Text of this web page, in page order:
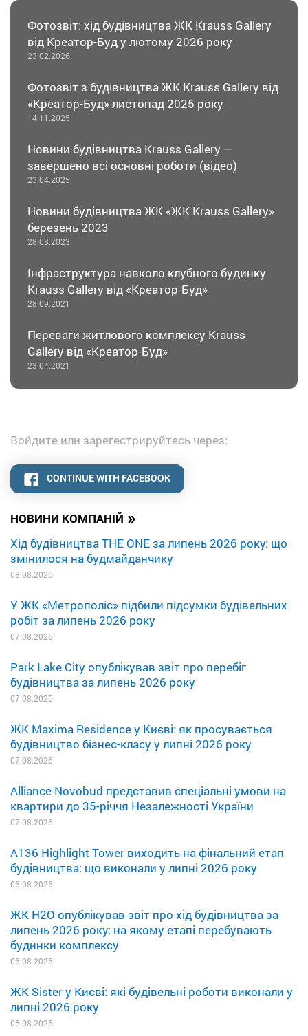
НОВИНИ КОМПАНІЙ »
Хід будівництва THE ONE за липень 2026 року: що
змінилося на будмайданчику
08.08.2026
У ЖК «Метрополіс» підбили підсумки будівельних
робіт за липень 2026 року
07.08.2026
Park Lake City опублікував звіт про перебіг
будівництва за липень 2026 року
07.08.2026
ЖК Maxima Residence у Києві: як просувається
будівництво бізнес-класу у липні 2026 року
07.08.2026
Alliance Novobud представив спеціальні умови на
квартири до 35-річчя Незалежності України
07.08.2026
A136 Highlight Tower виходить на фінальний етап
будівництва: що виконали у липні 2026 року
06.08.2026
ЖК H2O опублікував звіт про хід будівництва за
липень 2026 року: на якому етапі перебувають
будинки комплексу
06.08.2026
ЖК Sister у Києві: які будівельні роботи виконали у
липні 2026 року
06.08.2026
Фотозвіт: хід будівництва ЖК Krauss Gallery
від Креатор-Буд у лютому 2026 року
23.02.2026
Фотозвіт з будівництва ЖК Krauss Gallery від
«Креатор-Буд» листопад 2025 року
14.11.2025
Новини будівництва Krauss Gallery —
завершено всі основні роботи (відео)
23.04.2025
Новини будівництва ЖК «ЖК Krauss Gallery»
березень 2023
28.03.2023
Інфраструктура навколо клубного будинку
Krauss Gallery від «Креатор-Буд»
28.09.2021
Переваги житлового комплексу Krauss
Gallery від «Креатор-Буд»
23.04.2021
Войдите или зарегестрируйтесь через:
CONTINUE WITH FACEBOOK